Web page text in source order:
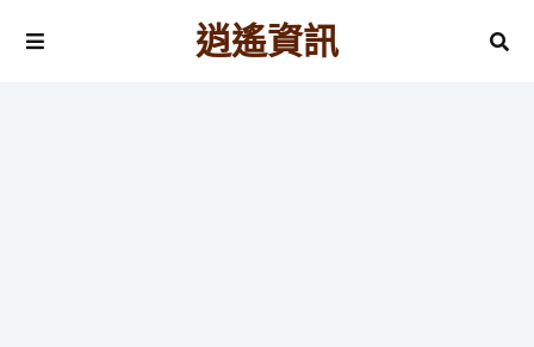
逍遙資訊